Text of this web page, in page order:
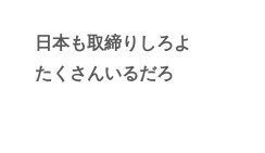
日本も取締りしろよ
たくさんいるだろ